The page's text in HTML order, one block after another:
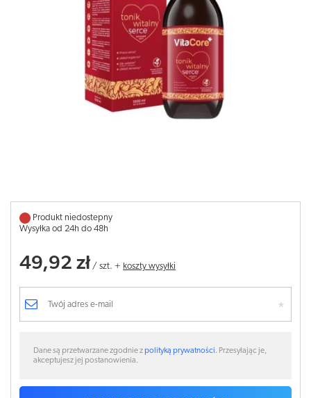
Produkt niedostepny
Wysyłka od 24h do 48h
49,92 zł / szt. + koszty wysyłki
Dane są przetwarzane zgodnie zpolityką prywatności. Przesyłając je,
akceptujesz jej postanowienia.